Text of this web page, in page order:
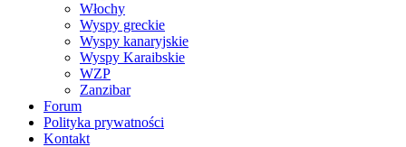
Włochy
Wyspy greckie
Wyspy kanaryjskie
Wyspy Karaibskie
WZP
Zanzibar
Forum
Polityka prywatności
Kontakt